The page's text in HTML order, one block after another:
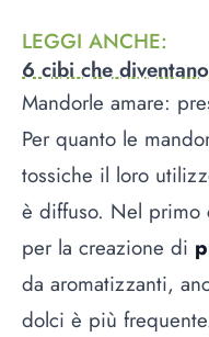
LEGGI ANCHE:
6 cibi che
Mandorle amare:
Per quanto le
tossiche il loro
è diffuso. Nel primo
per la creazione di
da aromatizzanti,
dolci è più